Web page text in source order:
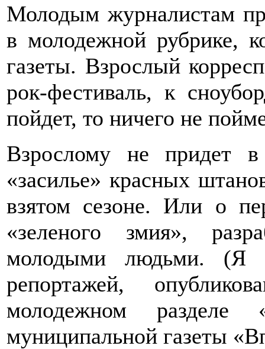
Молодым журналистам
в молодежной рубрике,
газеты. Взрослый
рок-фестиваль, к
пойдет, то ничего не
Взрослому не придет
«засилье» красных
взятом сезоне. Или о
«зеленого змия»,
молодыми людьми. (Я
репортажей,
молодежном разделе
муниципальной газеты